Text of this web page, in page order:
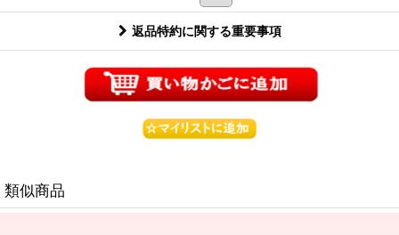
返品特約に関する重要事項
類似商品